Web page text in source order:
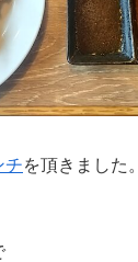
チを頂きました。